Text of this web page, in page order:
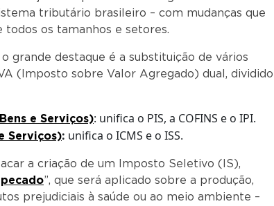
tributário brasileiro – com mudanças que
os tamanhos e setores.
grande destaque é a substituição de vários
(Imposto sobre Valor Agregado) dual, dividido
e Serviços): unifica o PIS, a COFINS e o IPI.
Serviços): unifica o ICMS e o ISS.
a criação de um Imposto Seletivo (IS),
”, que será aplicado sobre a produção,
prejudiciais à saúde ou ao meio ambiente –